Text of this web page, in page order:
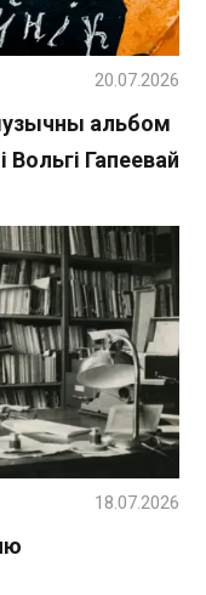
альбом
Вольгі Гапеевай
20.07.2026
18.07.2026